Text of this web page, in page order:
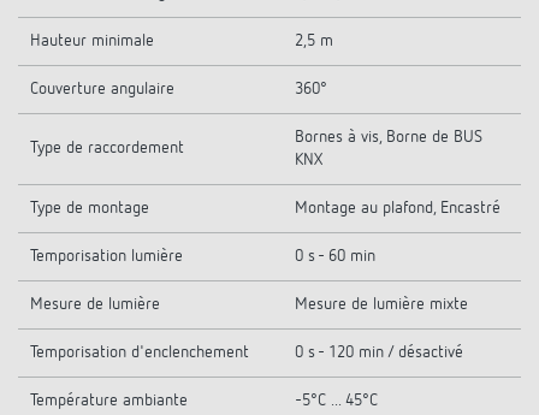
Hauteur minimale 2,5 m
Couverture angulaire 360°
Type de raccordement
Bornes à vis, Borne de BUS
KNX
Type de montage Montage au plafond, Encastré
Temporisation lumière 0 s - 60 min
Mesure de lumière Mesure de lumière mixte
Temporisation d'enclenchement 0 s - 120 min / désactivé
Température ambiante -5°C ... 45°C